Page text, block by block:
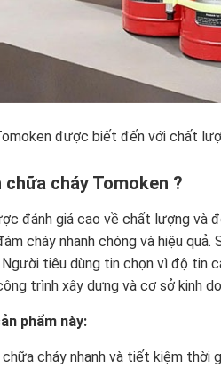
được biết đến với chất
cháy Tomoken ?
đánh giá cao về chất lượng và
cháy nhanh chóng và hiệu quả.
tiêu dùng tin chọn vì độ tin
trình xây dựng và cơ sở kinh
phẩm này:
cháy nhanh và tiết kiệm thời